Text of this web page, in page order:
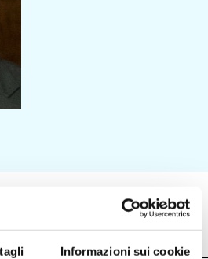
Informazioni sui cookie
FACT CHECKING (1)